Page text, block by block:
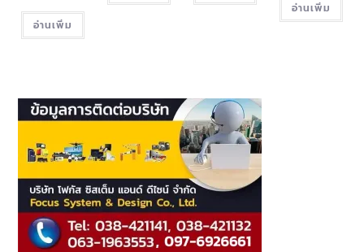
อ่านเพิ่ม
อ่านเพิ่ม